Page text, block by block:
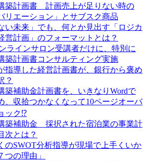
築計画書 計画売上が足りない時の
リエーション」とサブスク商品
い未来」でも、何とか見出す「ロジカ
営計画」のフォーマットとは？
ラインサロン受講者だけに、特別に
築計画書コンサルティング実施
指導した経営計画書が、銀行から褒め
？
築補助金計画書を、いきなりWordで
、収拾つかなくなって10ページオーバ
ック⁉
築補助金 採択された宿泊業の事業計
次とは？
のSWOT分析指導が現場で上手くいか
つの理由」